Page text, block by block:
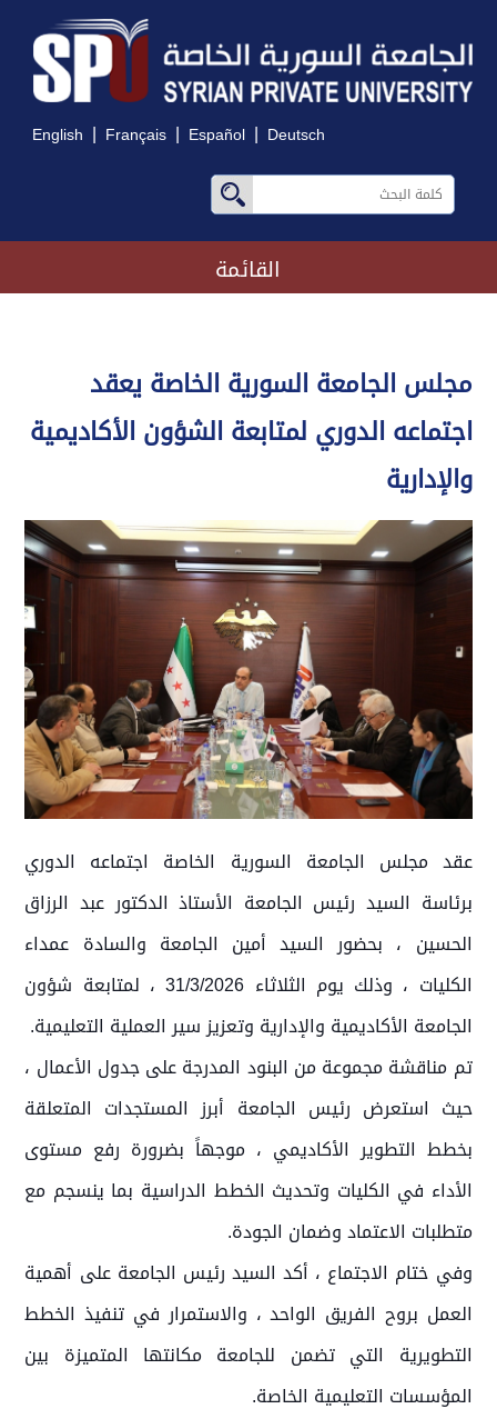
English | Français | Español | Deutsch
القائمة
مجلس الجامعة السورية الخاصة يعقد
اجتماعه الدوري لمتابعة الشؤون الأكاديمية
والإدارية
عقد مجلس الجامعة السورية الخاصة اجتماعه الدوري
برئاسة السيد رئيس الجامعة الأستاذ الدكتور عبد الرزاق
الحسين ، بحضور السيد أمين الجامعة والسادة عمداء
الكليات ، وذلك يوم الثلاثاء 31/3/2026 ، لمتابعة شؤون
الجامعة الأكاديمية والإدارية وتعزيز سير العملية التعليمية.
تم مناقشة مجموعة من البنود المدرجة على جدول الأعمال ،
حيث استعرض رئيس الجامعة أبرز المستجدات المتعلقة
بخطط التطوير الأكاديمي ، موجهاً بضرورة رفع مستوى
الأداء في الكليات وتحديث الخطط الدراسية بما ينسجم مع
متطلبات الاعتماد وضمان الجودة.
وفي ختام الاجتماع ، أكد السيد رئيس الجامعة على أهمية
العمل بروح الفريق الواحد ، والاستمرار في تنفيذ الخطط
التطويرية التي تضمن للجامعة مكانتها المتميزة بين
المؤسسات التعليمية الخاصة.